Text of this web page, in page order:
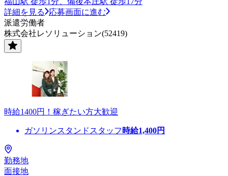
詳細を見る
応募画面に進む
派遣労働者
株式会社レソリューション(52419)
時給1400円！稼ぎたい方大歓迎
ガソリンスタンドスタッフ 時給1,400円
勤務地
面接地